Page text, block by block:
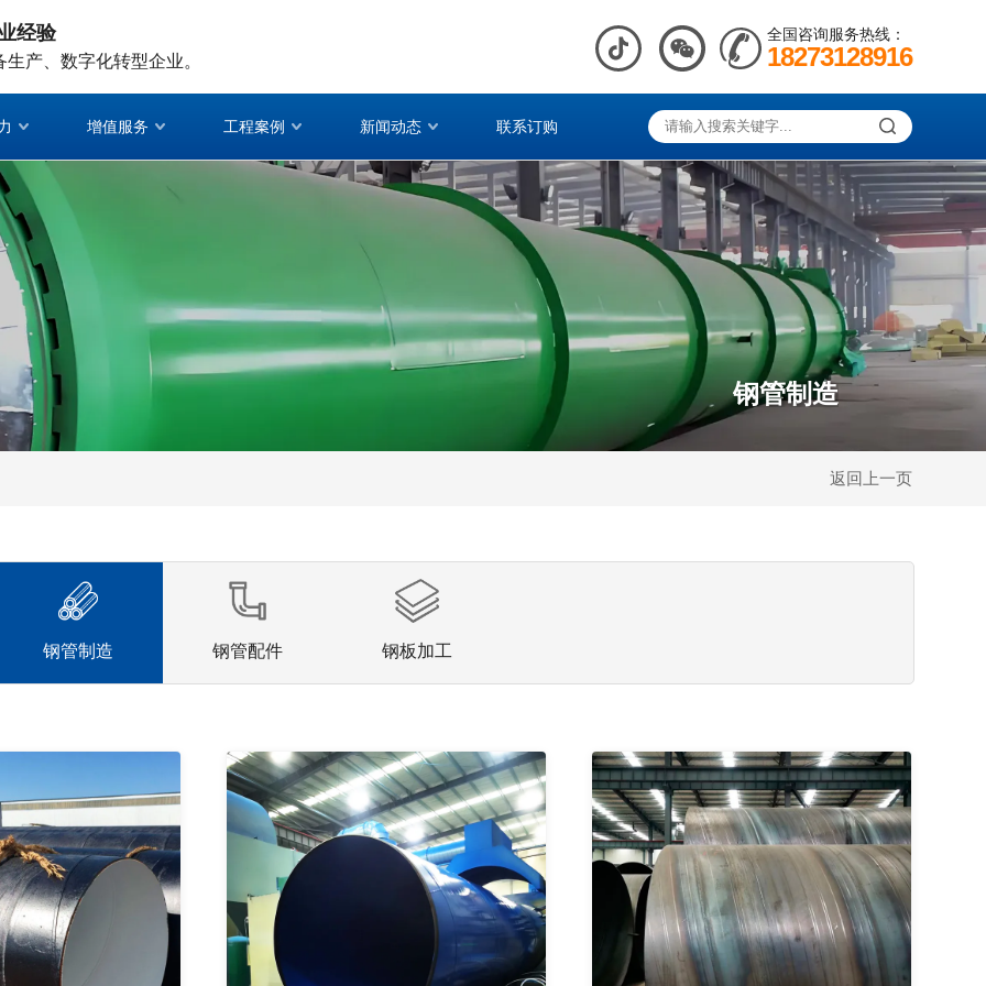
经验
产、数字化转型企业。
全国咨询服务热线：
18273128916
增值服务 工程案例 新闻动态 联系订购
钢管制造
返回上一页
钢管制造 钢管配件 钢板加工